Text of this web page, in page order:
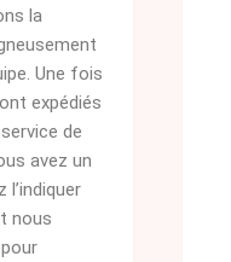
la
Une fois
expédiés
de
avez un
l’indiquer
nous